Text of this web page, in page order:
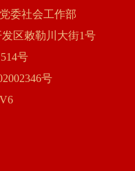
委社会工作部
区敕勒川大街1号
号
号